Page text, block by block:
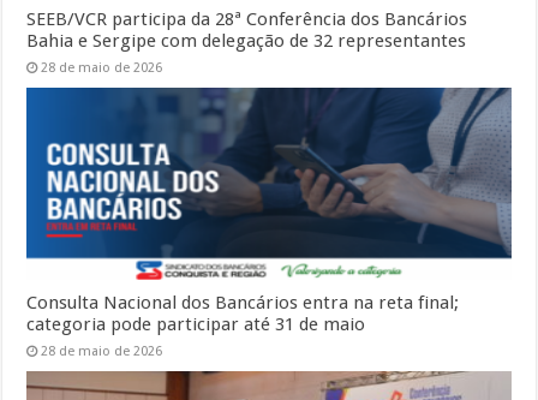
SEEB/VCR participa da 28ª Conferência dos Bancários
Bahia e Sergipe com delegação de 32 representantes
28 de maio de 2026
Consulta Nacional dos Bancários entra na reta final;
categoria pode participar até 31 de maio
28 de maio de 2026